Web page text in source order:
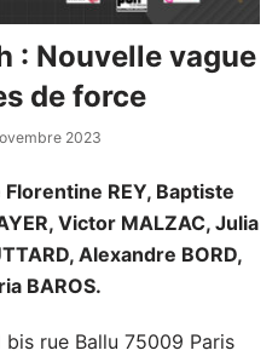
: Nouvelle vague
de force
2023
REY, Baptiste
Victor MALZAC, Julia
Alexandre BORD,
BAROS.
bis rue Ballu 75009 Paris